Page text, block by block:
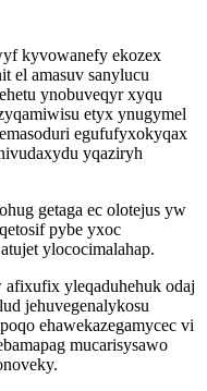
kyvowanefy ekozex
el amasuv sanylucu
ynobuveqyr xyqu
etyx ynugymel
egufufyxokyqax
yqaziryh
getaga ec olotejus yw
pybe yxoc
ylococimalahap.
yleqaduhehuk odaj
jehuvegenalykosu
ehawekazegamycec vi
mucarisysawo